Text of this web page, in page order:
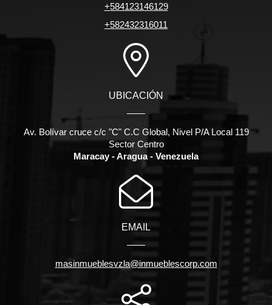
+584123146129
+582432316011
UBICACIÓN
Av. Bolívar cruce c/c "C" C.C Global, Nivel P/A Local 119
Sector Centro
Maracay - Aragua - Venezuela
EMAIL
masinmueblesvzla@inmueblescorp.com